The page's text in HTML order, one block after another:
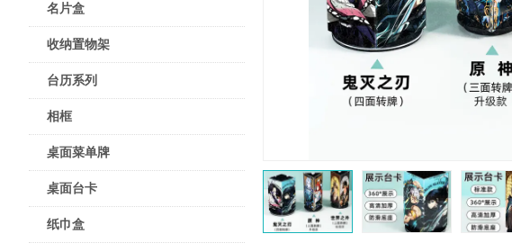
名片盒
收纳置物架
台历系列
相框
桌面菜单牌
桌面台卡
纸巾盒